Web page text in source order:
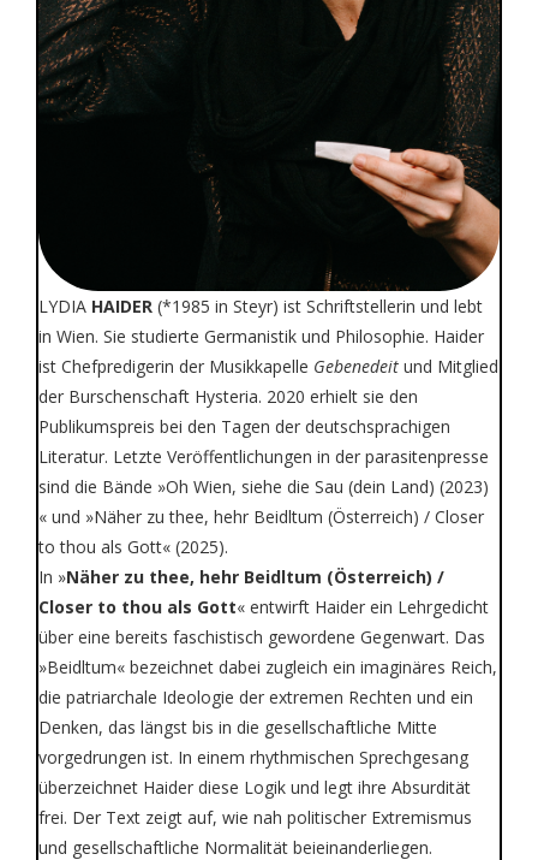
LYDIA HAIDER (*1985 in Steyr) ist Schriftstellerin und lebt
in Wien. Sie studierte Germanistik und Philosophie. Haider
ist Chefpredigerin der Musikkapelle Gebenedeit und Mitglied
der Burschenschaft Hysteria. 2020 erhielt sie den
Publikumspreis bei den Tagen der deutschsprachigen
Literatur. Letzte Veröffentlichungen in der parasitenpresse
sind die Bände »Oh Wien, siehe die Sau (dein Land) (2023)
« und »Näher zu thee, hehr Beidltum (Österreich) / Closer
to thou als Gott« (2025).
In »Näher zu thee, hehr Beidltum (Österreich) /
Closer to thou als Gott« entwirft Haider ein Lehrgedicht
über eine bereits faschistisch gewordene Gegenwart. Das
»Beidltum« bezeichnet dabei zugleich ein imaginäres Reich,
die patriarchale Ideologie der extremen Rechten und ein
Denken, das längst bis in die gesellschaftliche Mitte
vorgedrungen ist. In einem rhythmischen Sprechgesang
überzeichnet Haider diese Logik und legt ihre Absurdität
frei. Der Text zeigt auf, wie nah politischer Extremismus
und gesellschaftliche Normalität beieinanderliegen.